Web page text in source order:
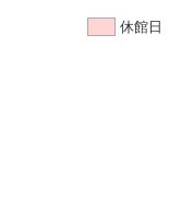
休館日